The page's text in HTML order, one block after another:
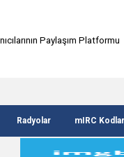
Radyolar mIRC Kodlar